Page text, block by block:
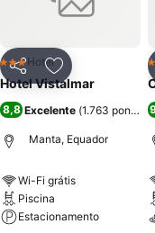
PartilharAdicionar aos
3 Estrelas
Hotel
Hotel Vistalmar
8,8 Excelente (1.763
Manta, Equador
Wi-Fi grátis
Piscina
Estacionamento